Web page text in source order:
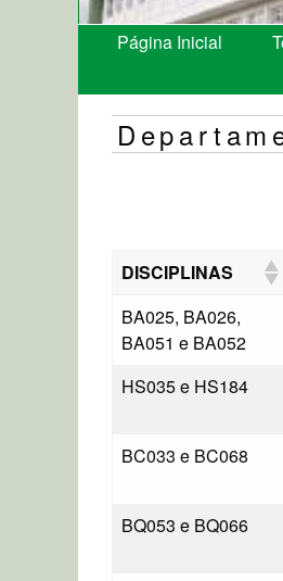
Página Inicial
DISCIPLINAS
BA025, BA026,
BA051 e BA052
HS035 e HS184
BC033 e BC068
BQ053 e BQ066